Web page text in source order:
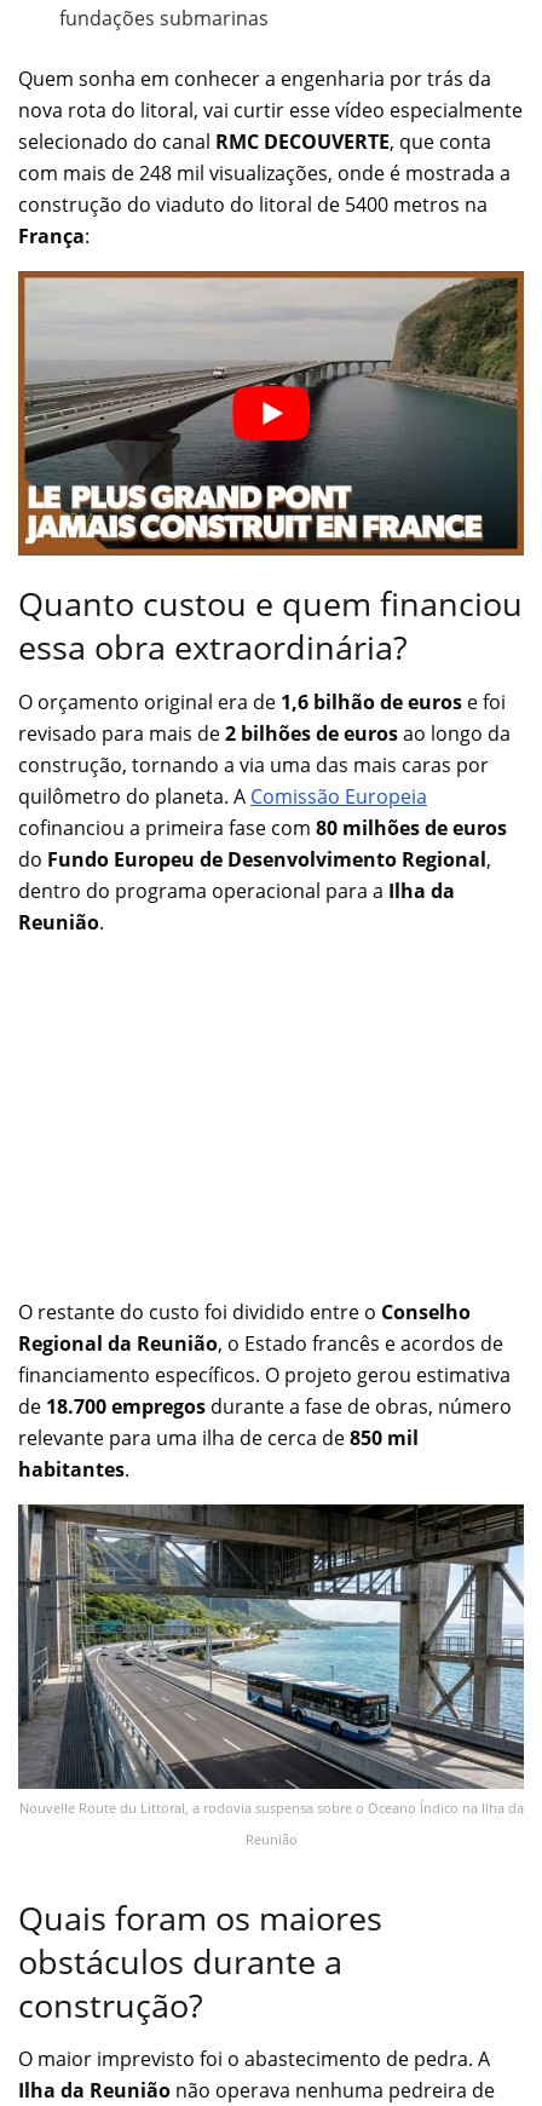
fundações submarinas
Quem sonha em conhecer a engenharia por trás da
nova rota do litoral, vai curtir esse vídeo especialmente
selecionado do canal RMC DECOUVERTE, que conta
com mais de 248 mil visualizações, onde é mostrada a
construção do viaduto do litoral de 5400 metros na
França:
Quanto custou e quem financiou
essa obra extraordinária?
O orçamento original era de 1,6 bilhão de euros e foi
revisado para mais de2 bilhões de eurosao longo da
construção, tornando a via uma das mais caras por
quilômetro do planeta. A Comissão Europeia
cofinanciou a primeira fase com 80 milhões de euros
do Fundo Europeu de Desenvolvimento Regional,
dentro do programa operacional para a Ilha da
Reunião.
O restante do custo foi dividido entre o Conselho
Regional da Reunião, o Estado francês e acordos de
financiamento específicos. O projeto gerou estimativa
de 18.700 empregos durante a fase de obras, número
relevante para uma ilha de cerca de850 mil
habitantes.
Nouvelle Route du Littoral, a rodovia suspensa sobre o Oceano Índico na Ilha da
Reunião
Quais foram os maiores
obstáculos durante a
construção?
O maior imprevisto foi o abastecimento de pedra. A
Ilha da Reunião não operava nenhuma pedreira de